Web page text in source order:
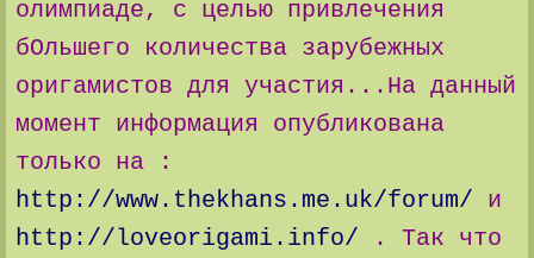
олимпиаде, с целью привлечения
бОльшего количества зарубежных
оригамистов для участия...На данный
момент информация опубликована
только на :
http://www.thekhans.me.uk/forum/ и
http://loveorigami.info/ . Так что